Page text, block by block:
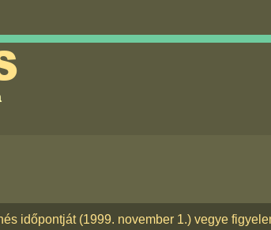
időpontját (1999. november 1.) vegye